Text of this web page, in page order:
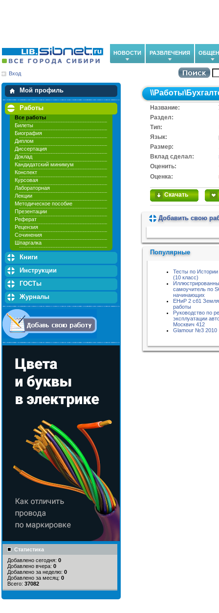
НОВОСТИ РАЗВЛЕЧЕНИЯ
Вход
Мой профиль
Мои закладки
Работы
Все работы
Билеты
Биография
Диплом
Диссертация
Доклад
Кандидатский минимум
Конспект
Курсовая
Лабораторная
Лекции
Методическое пособие
Презентации
Реферат
Рецензия
Сочинения
Шпаргалка
Книги
Инструкции
ГОСТы
Журналы
Статистика
Добавлено сегодня: 0
Добавлено вчера: 0
Добавлено за неделю: 0
Добавлено за месяц: 0
Всего: 37082
\\Работы\
Название:
Раздел:
Тип:
Язык:
Размер:
Вклад сделал:
Оценить:
Оценка:
Скачать
Добавить свою
Популярные
Тесты по
(10 класс)
самоучитель по
начинающих
ЕНиР 2 сб1
работы
Руководство по
эксплуатации
Москвич 412
Glamour №3 2010